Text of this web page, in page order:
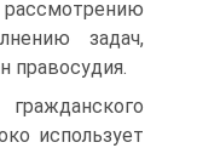
задач,
правосудия.
использует